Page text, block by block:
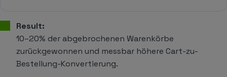
Result:
10–20% der abgebrochenen Warenkörbe
zurückgewonnen und messbar höhere Cart-zu-
Bestellung-Konvertierung.